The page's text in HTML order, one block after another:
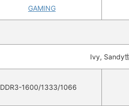
GAMING
Ivy, Sandy
DDR3-1600/1333/1066